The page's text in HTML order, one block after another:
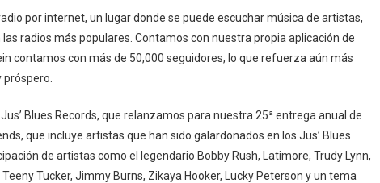
por internet, un lugar donde se puede escuchar música de artistas,
radios más populares. Contamos con nuestra propia aplicación de
contamos con más de 50,000 seguidores, lo que refuerza aún más
Blues Records, que relanzamos para nuestra 25ª entrega anual de
que incluye artistas que han sido galardonados en los Jus’ Blues
de artistas como el legendario Bobby Rush, Latimore, Trudy Lynn,
Tucker, Jimmy Burns, Zikaya Hooker, Lucky Peterson y un tema